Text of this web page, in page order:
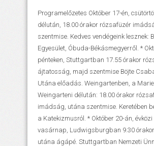
Programelőzetes Október 17-én,
délután, 18.00 órakor rózsafüzér
szentmise. Kedves vendégeink lesznek:
Egyesület, Óbuda-Békásmegyerről. *
pénteken, Stuttgartban 17.55 órakor
ájtatosság, majd szentmise Böjte
Utána előadás. Weingartenben, a
Weingarteni délután: 18.00 órakor
imádság, utána szentmise. Keretében
a Katekizmusról. * Október 20-án, évközi
vasárnap, Ludwigsburgban 9.30
utána ágápé. Stuttgartban Nemzeti